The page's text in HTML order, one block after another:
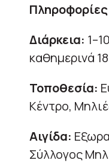
Διάρκεια:
καθημερινά
Τοποθεσία:
Κέντρο,
Αιγίδα:
Σύλλογος